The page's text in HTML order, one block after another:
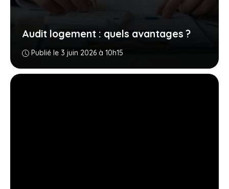
Audit logement : quels avantages ?
Publié le 3 juin 2026 à 10h15